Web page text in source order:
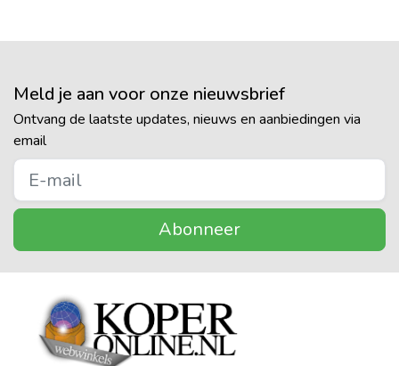
Meld je aan voor onze nieuwsbrief
Ontvang de laatste updates, nieuws en aanbiedingen via
email
Abonneer